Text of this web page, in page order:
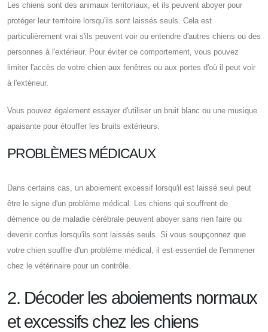
Les chiens sont des animaux territoriaux, et ils peuvent aboyer pour
protéger leur territoire lorsqu'ils sont laissés seuls. Cela est
particulièrement vrai s'ils peuvent voir ou entendre d'autres chiens ou des
personnes à l'extérieur. Pour éviter ce comportement, vous pouvez
limiter l'accès de votre chien aux fenêtres ou aux portes d'où il peut voir
à l'extérieur.
Vous pouvez également essayer d'utiliser un bruit blanc ou une musique
apaisante pour étouffer les bruits extérieurs.
PROBLÈMES MÉDICAUX
Dans certains cas, un aboiement excessif lorsqu'il est laissé seul peut
être le signe d'un problème médical. Les chiens qui souffrent de
démence ou de maladie cérébrale peuvent aboyer sans rien faire ou
devenir confus lorsqu'ils sont laissés seuls. Si vous soupçonnez que
votre chien souffre d'un problème médical, il est essentiel de l'emmener
chez le vétérinaire pour un contrôle.
2. Décoder les aboiements normaux
et excessifs chez les chiens